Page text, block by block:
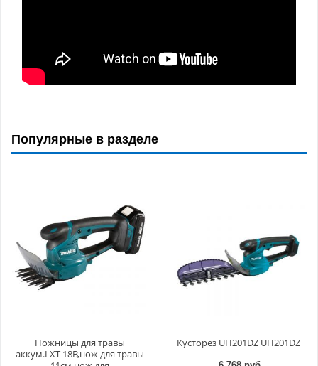
Популярные в разделе
Ножницы для травы
аккум.LXT 18В,нож для травы
Кусторез UH201DZ UH201DZ